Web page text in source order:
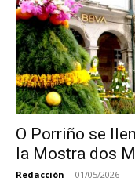
O Porriño se
la Mostra dos
Redacción - 01/05/2026